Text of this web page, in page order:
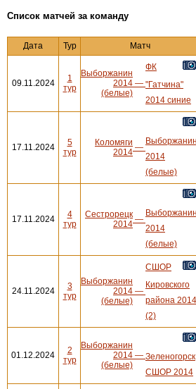
Cписок матчей за команду
Дата Тур Матч
09.11.2024
1
тур
Выборжанин
2014
(белые)
—
ФК
"Гатчина"
2014 синие
17.11.2024
5
тур
Коломяги
2014 —
Выборжанин
2014
(белые)
17.11.2024
4
тур
Сестрорецк
2014 —
Выборжанин
2014
(белые)
24.11.2024
3
тур
Выборжанин
2014
(белые)
—
СШОР
Кировского
района 2014
(2)
01.12.2024
2
тур
Выборжанин
2014
(белые)
— Зеленогорск
СШОР 2014